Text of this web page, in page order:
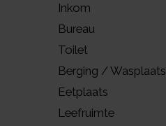
Inkom
Bureau
Toilet
Berging / Wasplaats
Eetplaats
Leefruimte